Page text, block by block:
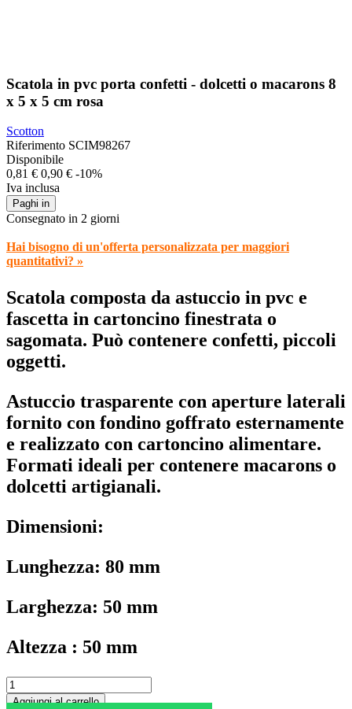
Scatola in pvc porta confetti - dolcetti o macarons 8
x 5 x 5 cm rosa
Scotton
Riferimento SCIM98267
Disponibile
0,81 € 0,90 € -10%
Iva inclusa
Paghi in
Consegnato in 2 giorni
Hai bisogno di un'offerta personalizzata per maggiori
quantitativi? »
Scatola composta da astuccio in pvc e
fascetta in cartoncino finestrata o
sagomata. Può contenere confetti, piccoli
oggetti.
Astuccio trasparente con aperture laterali
fornito con fondino goffrato esternamente
e realizzato con cartoncino alimentare.
Formati ideali per contenere macarons o
dolcetti artigianali.
Dimensioni:
Lunghezza: 80 mm
Larghezza: 50 mm
Altezza : 50 mm
Aggiungi al carrello